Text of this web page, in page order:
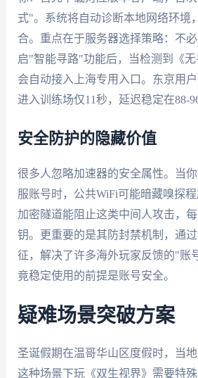
式"。系统将自动诊断本地网络环境
合。重点在于服务器选择策略：不
启"智能寻路"功能后，当检测到《无
会自动接入上海专用入口。东京用
进入训练场仅11秒，延迟稳定在88-
安全防护的隐藏价值
很多人忽略加速器的安全属性。当
服账号时，公共WiFi可能暗藏嗅探
加密隧道能阻止这类中间人攻击，
钥。更重要的是其防封禁机制，通
征，解决了许多海外玩家反馈的"账
竟稳定使用的前提是账号安全。
疑难场景突破方案
圣诞假期在温哥华山区度假时，当地
这种场景下玩《双生视界》需要特